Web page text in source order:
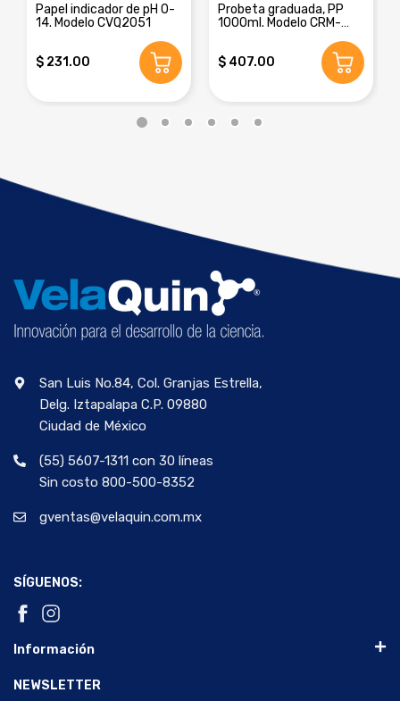
Papel indicador de pH 0-
14. Modelo CVQ2051
$ 231.00
Probeta graduada, PP
1000ml. Modelo CRM-
$ 407.00
San Luis No.84, Col. Granjas Estrella,
Delg. Iztapalapa C.P. 09880
Ciudad de México
(55) 5607-1311 con 30 líneas
Sin costo 800-500-8352
gventas@velaquin.com.mx
SÍGUENOS:
Información
NEWSLETTER